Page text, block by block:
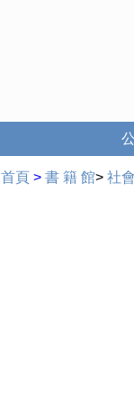
首頁 > 書 籍 館> 社